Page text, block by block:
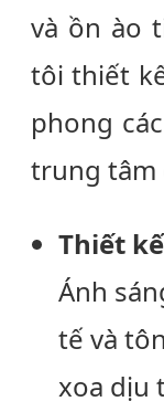
và ồn ào
tôi thiết
phong
trung tâm
Thiết
Ánh
tế và
xoa dịu